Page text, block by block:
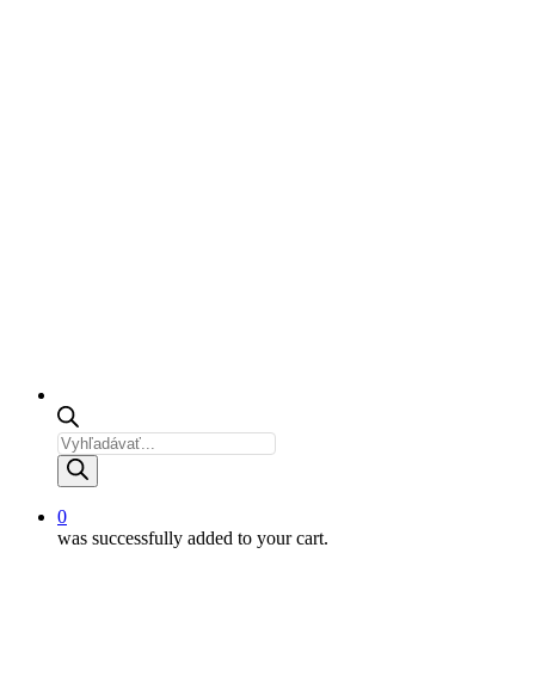
Products
search
0
was successfully added to your cart.